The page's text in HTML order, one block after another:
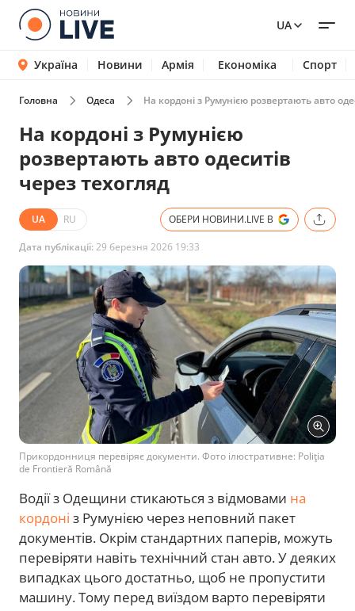
UA
Україна Новини Армія Економіка Спорт
Головна Одеса На кордоні з Румунією розвертають авто
На кордоні з Румунією
розвертають авто одеситів
через техогляд
UA RU ОБЕРИ НОВИНИ.LIVE В
Дата публікації:29 березня 2026 19:33
Прикордонниця перевіряє документи. Фото ілюстративне: Poliţia
de Frontieră Română
Водії з Одещини стикаються з відмовами на
кордоні з Румунією через неповний пакет
документів. Окрім стандартних паперів, можуть
перевіряти навіть технічний стан авто. У деяких
випадках цього достатньо, щоб не пропустити
машину. Тому перед виїздом варто перевіряти